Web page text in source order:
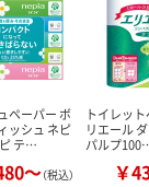
ペーパー ボ
ッシュ ネピ
テ…
～（税込）
トイレッ
リエール
パルプ
￥